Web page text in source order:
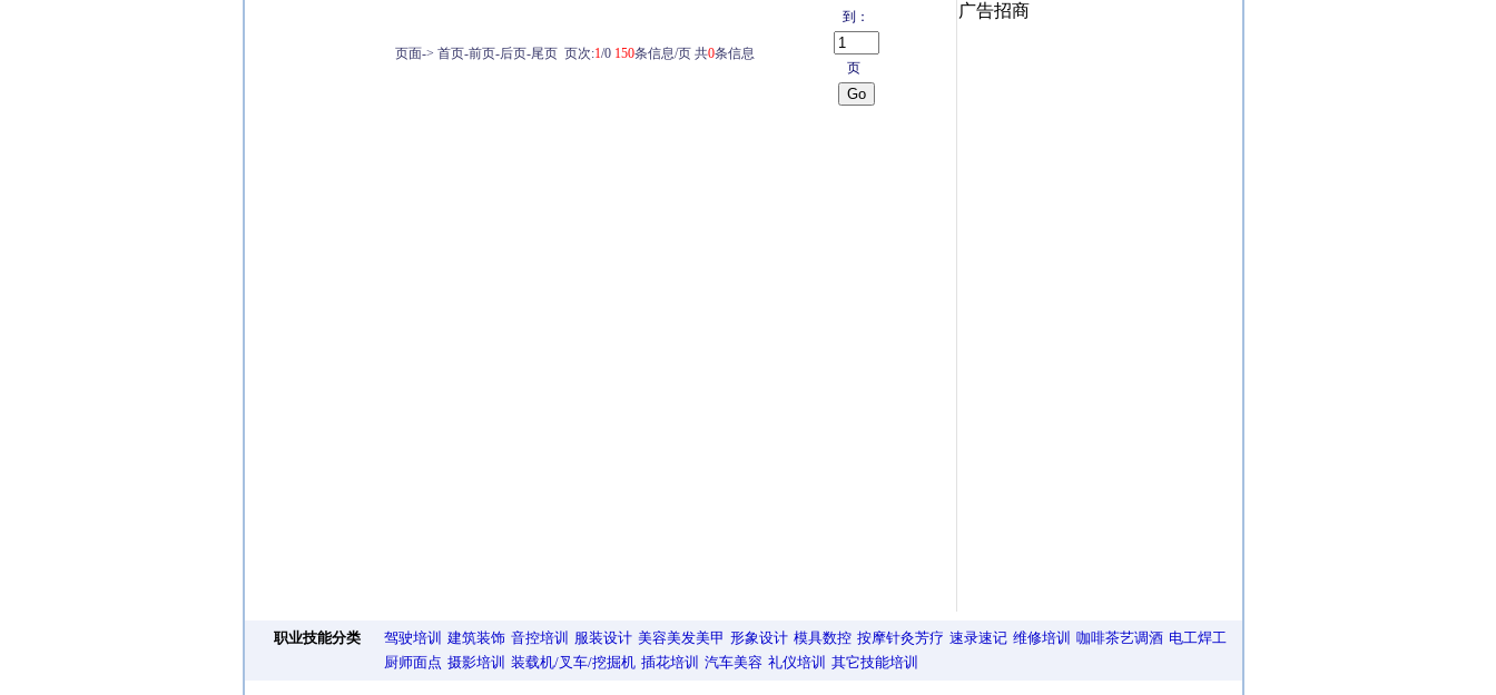
页面-> 首页-前页-后页-尾页 页次:1/0 150条信息/页 共0条信息
到：
页
职业技能分类 驾驶培训 建筑装饰 音控培训 服装设计 美容美发美甲 形象设计 模具数控 按摩针灸芳疗 速录速记 维修培训 咖啡茶艺调酒 电工焊工
厨师面点 摄影培训 装载机/叉车/挖掘机 插花培训 汽车美容 礼仪培训 其它技能培训